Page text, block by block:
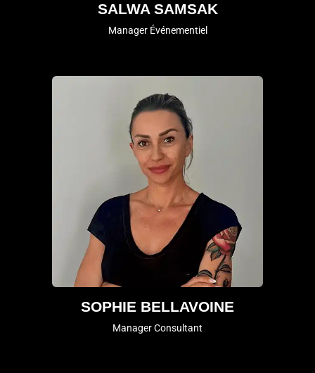
SALWA SAMSAK
Manager Événementiel
SOPHIE BELLAVOINE
Manager Consultant